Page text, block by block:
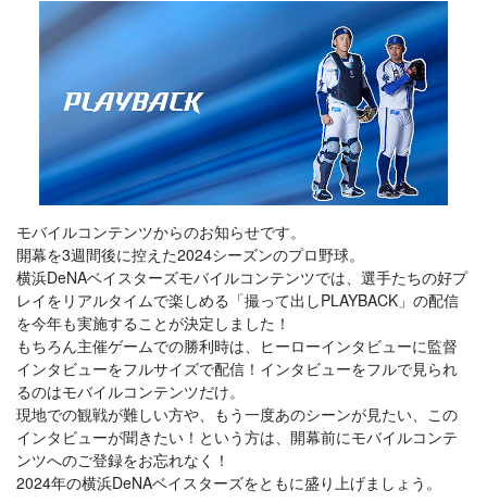
モバイルコンテンツからのお知らせです。
開幕を3週間後に控えた2024シーズンのプロ野球。
横浜DeNAベイスターズモバイルコンテンツでは、選手たちの好プ
レイをリアルタイムで楽しめる「撮って出しPLAYBACK」の配信
を今年も実施することが決定しました！
もちろん主催ゲームでの勝利時は、ヒーローインタビューに監督
インタビューをフルサイズで配信！インタビューをフルで見られ
るのはモバイルコンテンツだけ。
現地での観戦が難しい方や、もう一度あのシーンが見たい、この
インタビューが聞きたい！という方は、開幕前にモバイルコンテ
ンツへのご登録をお忘れなく！
2024年の横浜DeNAベイスターズをともに盛り上げましょう。